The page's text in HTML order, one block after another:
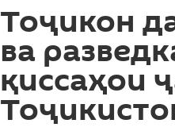
Тоҷикон
ва
қиссаҳои